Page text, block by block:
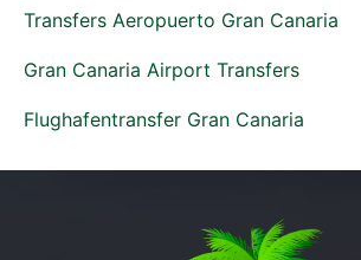
Transfers Aeropuerto Gran Canaria
Gran Canaria Airport Transfers
Flughafentransfer Gran Canaria